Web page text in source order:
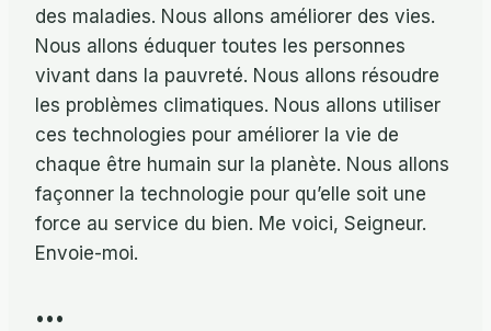
des maladies. Nous allons améliorer des vies.
Nous allons éduquer toutes les personnes
vivant dans la pauvreté. Nous allons résoudre
les problèmes climatiques. Nous allons utiliser
ces technologies pour améliorer la vie de
chaque être humain sur la planète. Nous allons
façonner la technologie pour qu’elle soit une
force au service du bien. Me voici, Seigneur.
Envoie-moi.
•••